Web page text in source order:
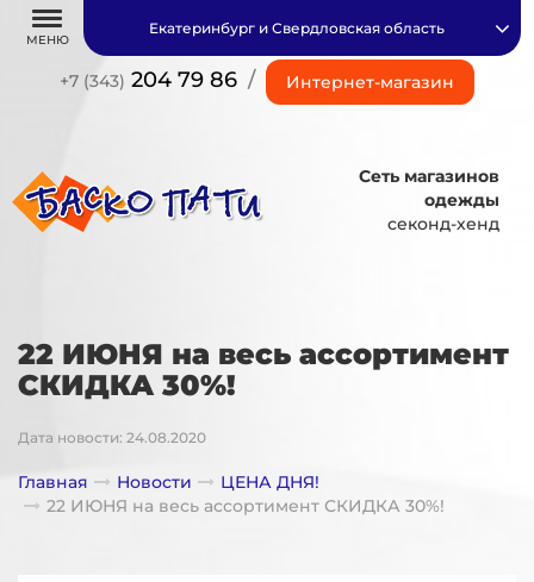
МЕНЮ
+7 (343) 204 79 86 / Интернет-магазин
Екатеринбург и Свердловская область
Сеть магазинов
одежды
секонд-хенд
22 ИЮНЯ на весь ассортимент
СКИДКА 30%!
Дата новости: 24.08.2020
Главная Новости
ЦЕНА ДНЯ!
22 ИЮНЯ на весь ассортимент СКИДКА 30%!